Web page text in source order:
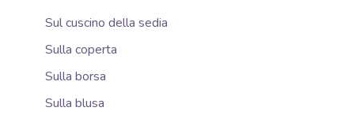
Sul cuscino della sedia
Sulla coperta
Sulla borsa
Sulla blusa